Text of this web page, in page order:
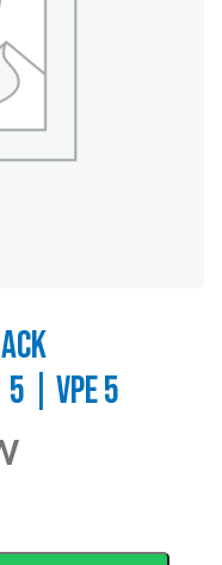
5 | VPE 5